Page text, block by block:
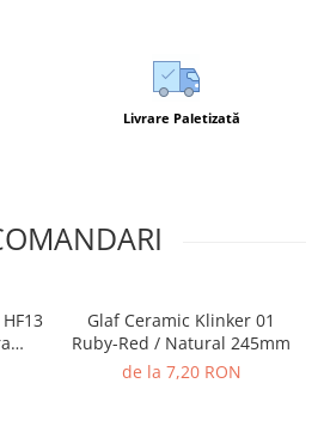
Livrare Paletizată
Glaf Ceramic Klinker 01
Ruby-Red / Natural 245mm
de la 7,20 RON